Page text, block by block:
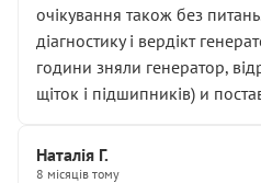
очікування також без
діагностику і вердікт
години зняли генератор,
щіток і підшипників) и
Наталія Г.
8 місяців тому